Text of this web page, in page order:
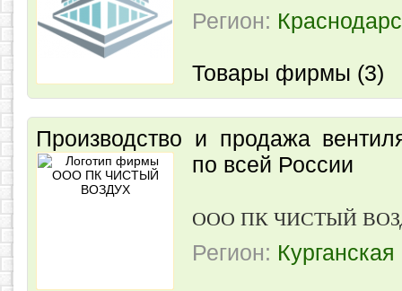
Регион:
Товары фирмы (3)
Производство и продажа
по всей России
ООО ПК ЧИСТЫЙ
Регион: